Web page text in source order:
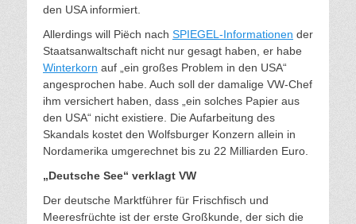
den USA informiert.
Allerdings will Piëch nach SPIEGEL-Informationen der
Staatsanwaltschaft nicht nur gesagt haben, er habe
Winterkorn auf „ein großes Problem in den USA“
angesprochen habe. Auch soll der damalige VW-Chef
ihm versichert haben, dass „ein solches Papier aus
den USA“ nicht existiere. Die Aufarbeitung des
Skandals kostet den Wolfsburger Konzern allein in
Nordamerika umgerechnet bis zu 22 Milliarden Euro.
„Deutsche See“ verklagt VW
Der deutsche Marktführer für Frischfisch und
Meeresfrüchte ist der erste Großkunde, der sich die